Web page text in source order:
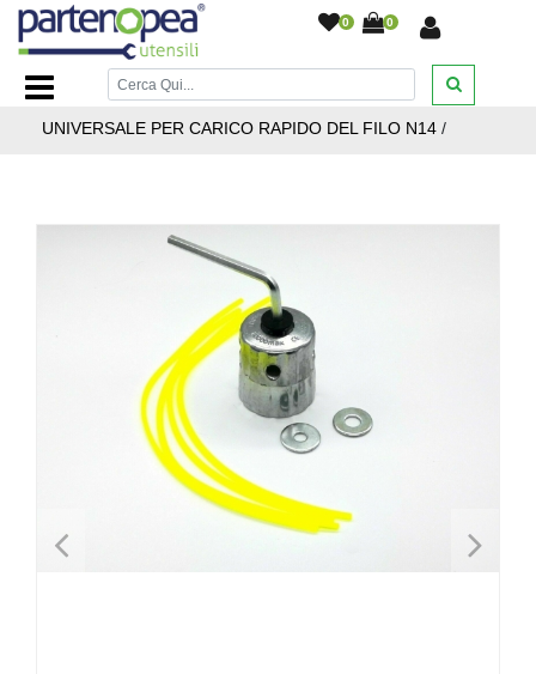
0 0
Home Page/BRICOLAGE E FAI DA TE/GIARDINAGGIO
TESTINA IN ALLUMINO DA DECESPUGLIATORE
UNIVERSALE PER CARICO RAPIDO DEL FILO N14 /
< >